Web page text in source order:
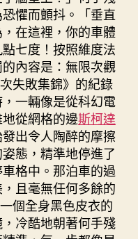
懼而顫抖。「垂直
在這裡，你的車體
七度！按照維度法
內容是：無限次觀
失敗集錦》的紀錄
一輛像是從科幻電
從網格的邊斯柯達
出令人陶醉的摩擦
態，精準地停進了
格中。那泊車的過
且毫無任何多餘的
個全身黑色皮衣的
冷酷地朝著何手殘